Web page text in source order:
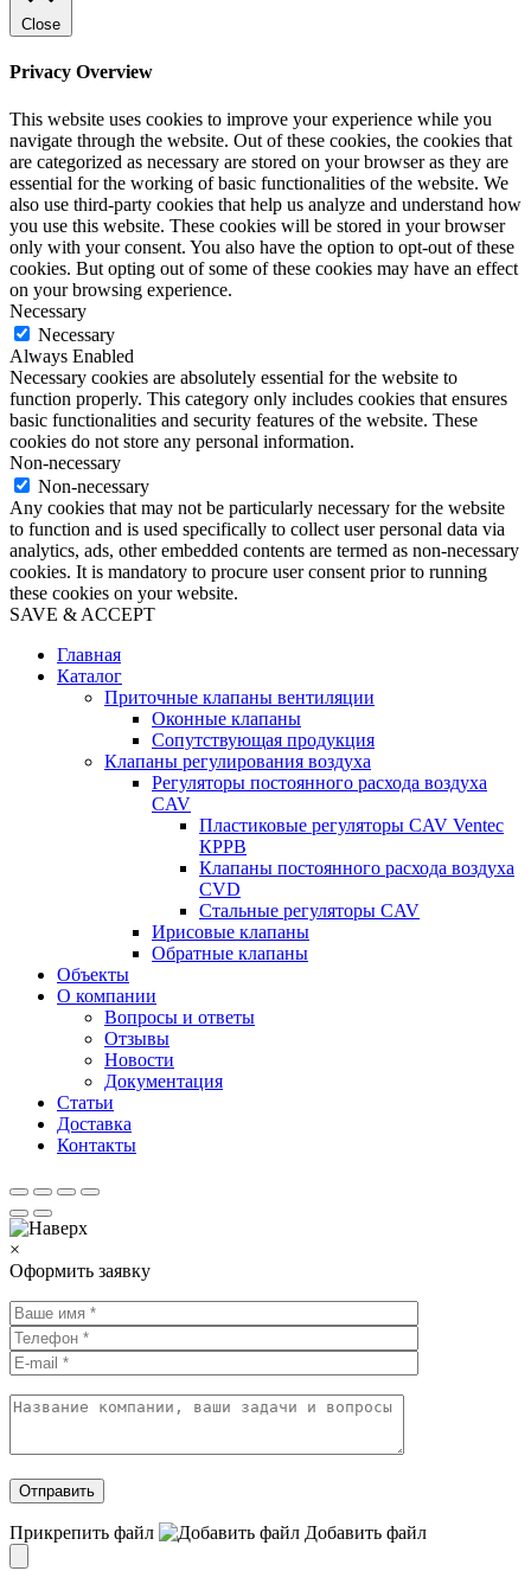
Close
Privacy Overview
This website uses cookies to improve your experience while you
navigate through the website. Out of these cookies, the cookies that
are categorized as necessary are stored on your browser as they are
essential for the working of basic functionalities of the website. We
also use third-party cookies that help us analyze and understand how
you use this website. These cookies will be stored in your browser
only with your consent. You also have the option to opt-out of these
cookies. But opting out of some of these cookies may have an effect
on your browsing experience.
Necessary
Necessary
Always Enabled
Necessary cookies are absolutely essential for the website to
function properly. This category only includes cookies that ensures
basic functionalities and security features of the website. These
cookies do not store any personal information.
Non-necessary
Non-necessary
Any cookies that may not be particularly necessary for the website
to function and is used specifically to collect user personal data via
analytics, ads, other embedded contents are termed as non-necessary
cookies. It is mandatory to procure user consent prior to running
these cookies on your website.
SAVE & ACCEPT
Главная
Каталог
Приточные клапаны вентиляции
Оконные клапаны
Сопутствующая продукция
Клапаны регулирования воздуха
Регуляторы постоянного расхода воздуха
CAV
Пластиковые регуляторы CAV Ventec
КРРВ
Клапаны постоянного расхода воздуха
CVD
Стальные регуляторы CAV
Ирисовые клапаны
Обратные клапаны
Объекты
О компании
Вопросы и ответы
Отзывы
Новости
Документация
Статьи
Доставка
Контакты
×
Оформить заявку
Прикрепить файл Добавить файл